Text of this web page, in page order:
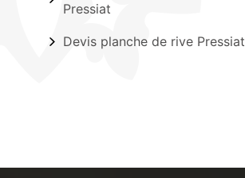
Pressiat
Devis planche de rive Pressiat